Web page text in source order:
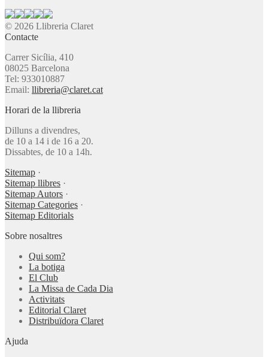
© 2026 Llibreria Claret
Contacte
Carrer Sicília, 410
08025 Barcelona
Tel: 933010887
Email: llibreria@claret.cat
Horari de la llibreria
Dilluns a divendres,
de 10 a 14 i de 16 a 20.
Dissabtes, de 10 a 14h.
Sitemap ·
Sitemap llibres ·
Sitemap Autors ·
Sitemap Categories ·
Sitemap Editorials
Sobre nosaltres
Qui som?
La botiga
El Club
La Missa de Cada Dia
Activitats
Editorial Claret
Distribuïdora Claret
Ajuda